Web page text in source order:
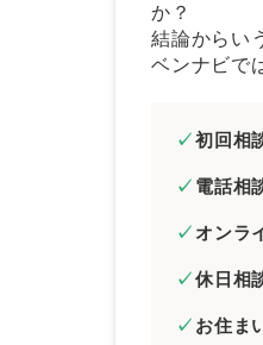
依頼
か？
結論からい
ベンナビで
初回相
電話相
オンラ
休日相
お住ま